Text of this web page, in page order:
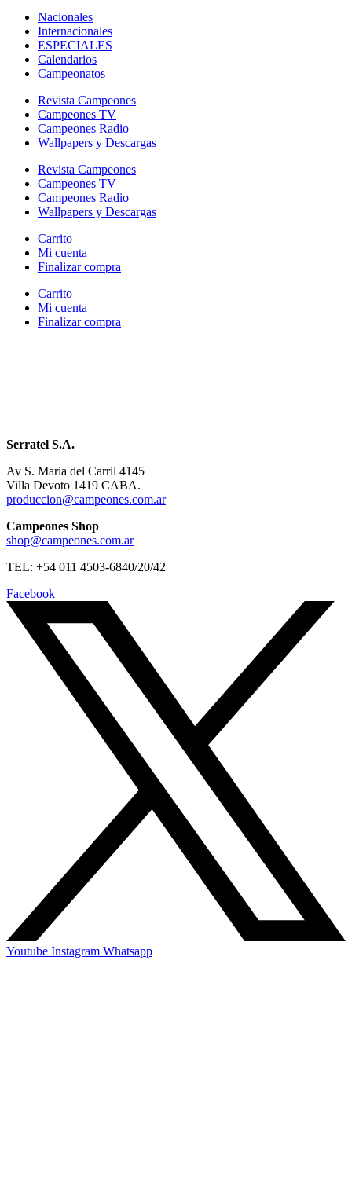
Nacionales
Internacionales
ESPECIALES
Calendarios
Campeonatos
Revista Campeones
Campeones TV
Campeones Radio
Wallpapers y Descargas
Revista Campeones
Campeones TV
Campeones Radio
Wallpapers y Descargas
Carrito
Mi cuenta
Finalizar compra
Carrito
Mi cuenta
Finalizar compra
Serratel S.A.
Av S. Maria del Carril 4145
Villa Devoto 1419 CABA.
produccion@campeones.com.ar
Campeones Shop
shop@campeones.com.ar
TEL: +54 011 4503-6840/20/42
Facebook
Youtube Instagram Whatsapp